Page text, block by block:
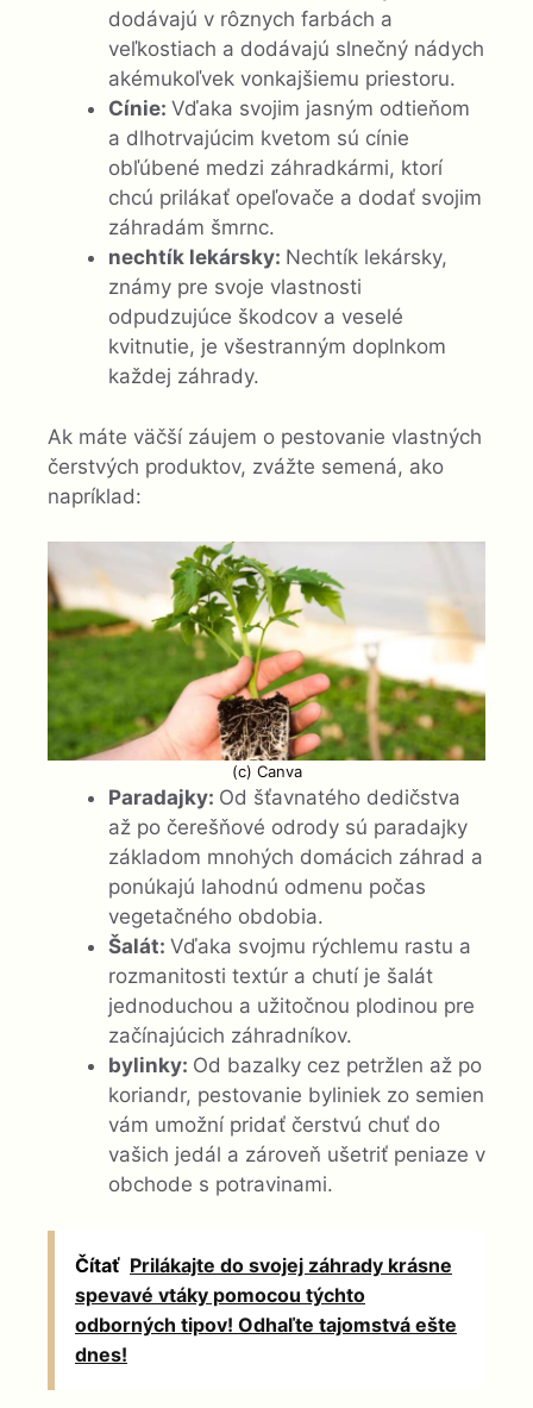
dodávajú v rôznych farbách a
veľkostiach a dodávajú slnečný nádych
akémukoľvek vonkajšiemu priestoru.
Cínie: Vďaka svojim jasným odtieňom
a dlhotrvajúcim kvetom sú cínie
obľúbené medzi záhradkármi, ktorí
chcú prilákať opeľovače a dodať svojim
záhradám šmrnc.
nechtík lekársky: Nechtík lekársky,
známy pre svoje vlastnosti
odpudzujúce škodcov a veselé
kvitnutie, je všestranným doplnkom
každej záhrady.
Ak máte väčší záujem o pestovanie vlastných
čerstvých produktov, zvážte semená, ako
napríklad:
(c) Canva
Paradajky: Od šťavnatého dedičstva
až po čerešňové odrody sú paradajky
základom mnohých domácich záhrad a
ponúkajú lahodnú odmenu počas
vegetačného obdobia.
Šalát: Vďaka svojmu rýchlemu rastu a
rozmanitosti textúr a chutí je šalát
jednoduchou a užitočnou plodinou pre
začínajúcich záhradníkov.
bylinky: Od bazalky cez petržlen až po
koriandr, pestovanie byliniek zo semien
vám umožní pridať čerstvú chuť do
vašich jedál a zároveň ušetriť peniaze v
obchode s potravinami.
Čítať Prilákajte do svojej záhrady krásne
spevavé vtáky pomocou týchto
odborných tipov! Odhaľte tajomstvá ešte
dnes!